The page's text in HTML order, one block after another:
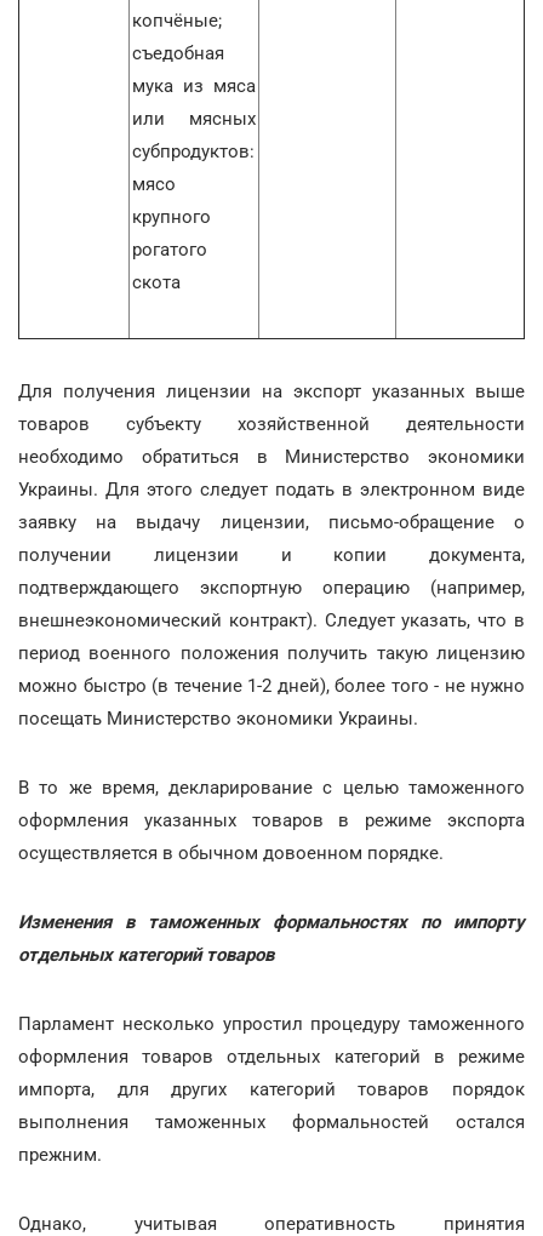
копчёные;
съедобная
мука из мяса
или мясных
субпродуктов:
мясо
крупного
рогатого
скота
Для получения лицензии на экспорт указанных выше
товаров субъекту хозяйственной деятельности
необходимо обратиться в Министерство экономики
Украины. Для этого следует подать в электронном виде
заявку на выдачу лицензии, письмо-обращение о
получении лицензии и копии документа,
подтверждающего экспортную операцию (например,
внешнеэкономический контракт). Следует указать, что в
период военного положения получить такую лицензию
можно быстро (в течение 1-2 дней), более того - не нужно
посещать Министерство экономики Украины.
В то же время, декларирование с целью таможенного
оформления указанных товаров в режиме экспорта
осуществляется в обычном довоенном порядке.
Изменения в таможенных формальностях по импорту
отдельных категорий товаров
Парламент несколько упростил процедуру таможенного
оформления товаров отдельных категорий в режиме
импорта, для других категорий товаров порядок
выполнения таможенных формальностей остался
прежним.
Однако, учитывая оперативность принятия